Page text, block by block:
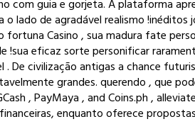
com guia e gorjeta. A plataforma
lado de agradável realismo
Casino , sua madura fate
!sua eficaz sorte personificar
De civilização antigas a chance
grandes. querendo , que
, PayMaya , and Coins.ph ,
enquanto oferece